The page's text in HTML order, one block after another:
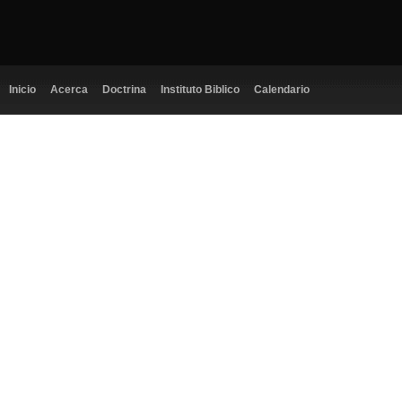
Inicio Acerca Doctrina Instituto Biblico Calendario